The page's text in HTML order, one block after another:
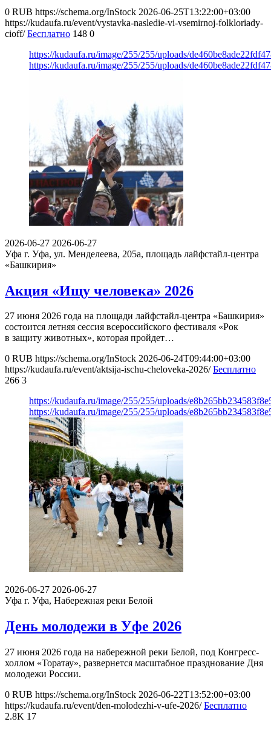
0 RUB https://schema.org/InStock 2026-06-25T13:22:00+03:00
https://kudaufa.ru/event/vystavka-nasledie-vi-vsemirnoj-folkloriady-
cioff/ Бесплатно 148 0
https://kudaufa.ru/image/255/255/uploads/
https://kudaufa.ru/image/255/255/uploads/
2026-06-27 2026-06-27
Уфа г. Уфа, ул. Менделеева, 205а, площадь лайфстайл-центра
«Башкирия»
Акция «Ищу человека» 2026
27 июня 2026 года на площади лайфстайл-центра «Башкирия»
состоится летняя сессия всероссийского фестиваля «Рок
в защиту животных», которая пройдет…
0 RUB https://schema.org/InStock 2026-06-24T09:44:00+03:00
https://kudaufa.ru/event/aktsija-ischu-cheloveka-2026/ Бесплатно
266 3
https://kudaufa.ru/image/255/255/uploads/
https://kudaufa.ru/image/255/255/uploads/
2026-06-27 2026-06-27
Уфа г. Уфа, Набережная реки Белой
День молодежи в Уфе 2026
27 июня 2026 года на набережной реки Белой, под Конгресс-
холлом «Торатау», развернется масштабное празднование Дня
молодежи России.
0 RUB https://schema.org/InStock 2026-06-22T13:52:00+03:00
https://kudaufa.ru/event/den-molodezhi-v-ufe-2026/ Бесплатно
2.8K 17